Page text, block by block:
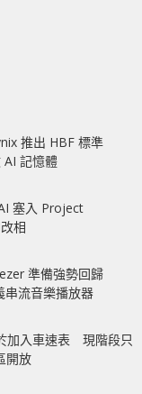
推出 HBF 標準
記憶體
塞入 Project
相
準備強勢回歸
流音樂播放器
加入車速表 現階段只
開放